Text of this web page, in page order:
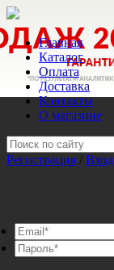
Главная
Каталог
Оплата
Доставка
Контакты
О магазине
Регистрация / Вход